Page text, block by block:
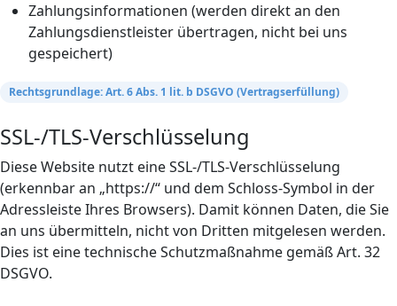
Zahlungsinformationen (werden direkt an den
Zahlungsdienstleister übertragen, nicht bei uns
gespeichert)
Rechtsgrundlage: Art. 6 Abs. 1 lit. b DSGVO (Vertragserfüllung)
SSL-/TLS-Verschlüsselung
Diese Website nutzt eine SSL-/TLS-Verschlüsselung
(erkennbar an „https://“ und dem Schloss-Symbol in der
Adressleiste Ihres Browsers). Damit können Daten, die Sie
an uns übermitteln, nicht von Dritten mitgelesen werden.
Dies ist eine technische Schutzmaßnahme gemäß Art. 32
DSGVO.